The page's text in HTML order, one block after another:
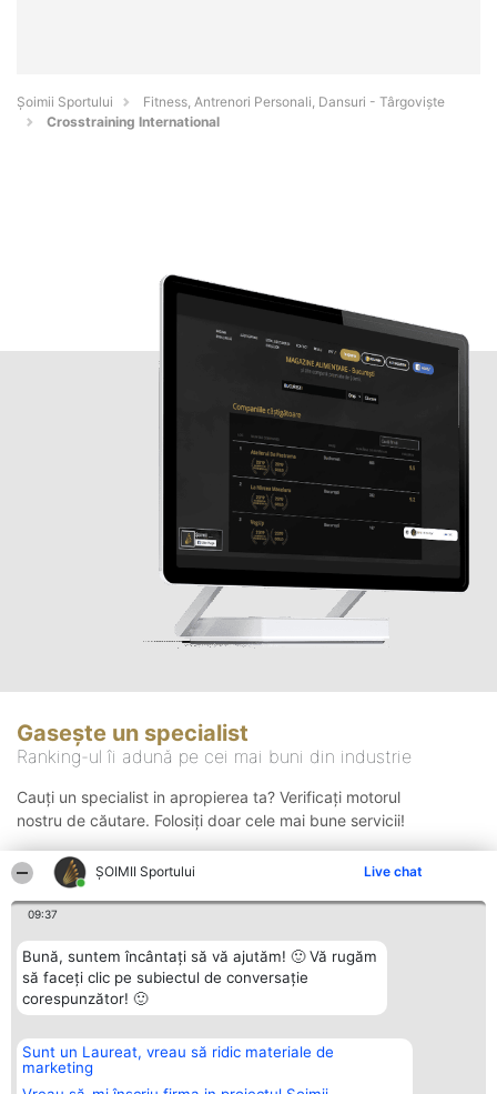
ȘOIMII Sportului Live chat
09:37
Bună, suntem încântați să vă ajutăm! 🙂 Vă rugăm
să faceți clic pe subiectul de conversație
corespunzător! 🙂
Sunt un Laureat, vreau să ridic materiale de
marketing
Șoimii Sportului
Fitness, Antrenori Personali, Dansuri - Târgovişte
Crosstraining International
Gasește un specialist
Ranking-ul îi adună pe cei mai buni din industrie
Cauți un specialist in apropierea ta? Verificați motorul
nostru de căutare. Folosiți doar cele mai bune servicii!
Organizator Ranking
BRIGHT SOLUTIONS BR SRL
Aleea Timisul De Sus 2 Bl. A30
Plebiscyt
Lista Tuturor
Contact